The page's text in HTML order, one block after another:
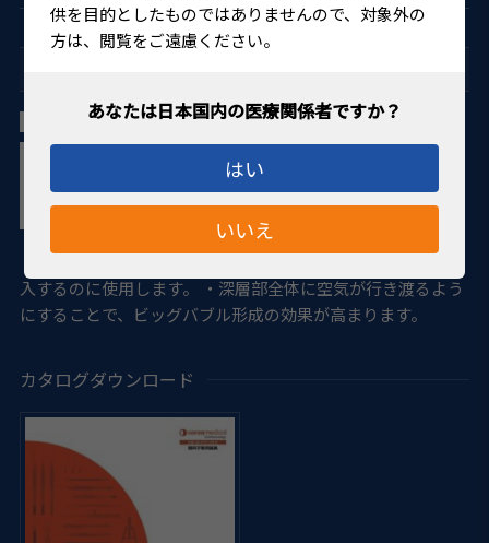
供を目的としたものではありませんので、対象外の
方は、閲覧をご遠慮ください。
はい
いいえ
サニコラ氏 ビッグバブルカニューレ 27G
・ビッグバブルを形成する為に、角膜トンネルから空気を注
入するのに使用します。 ・深層部全体に空気が行き渡るよう
にすることで、ビッグバブル形成の効果が高まります。
カタログダウンロード